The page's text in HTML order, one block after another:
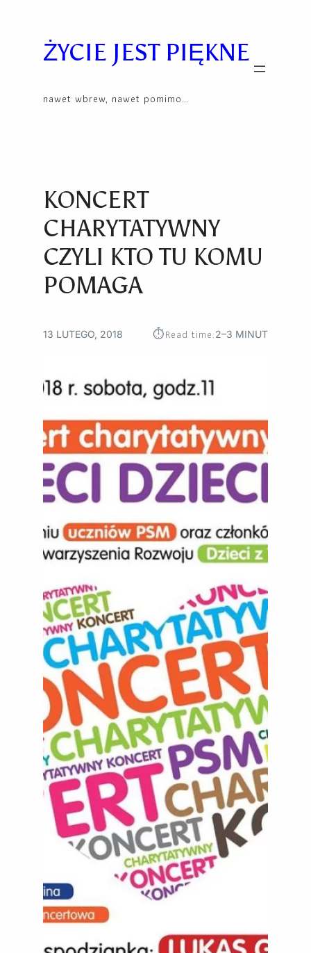
contentŻYCIE JEST PIĘKNE
nawet wbrew, nawet pomimo…
KONCERT
CHARYTATYWNY
CZYLI KTO TU KOMU
POMAGA
13 LUTEGO, 2018 ⏱︎Read time:2–3 MINUT